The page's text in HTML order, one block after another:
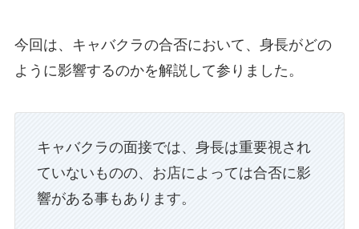
今回は、キャバクラの合否において、身長がどの
ように影響するのかを解説して参りました。
キャバクラの面接では、身長は重要視され
ていないものの、お店によっては合否に影
響がある事もあります。